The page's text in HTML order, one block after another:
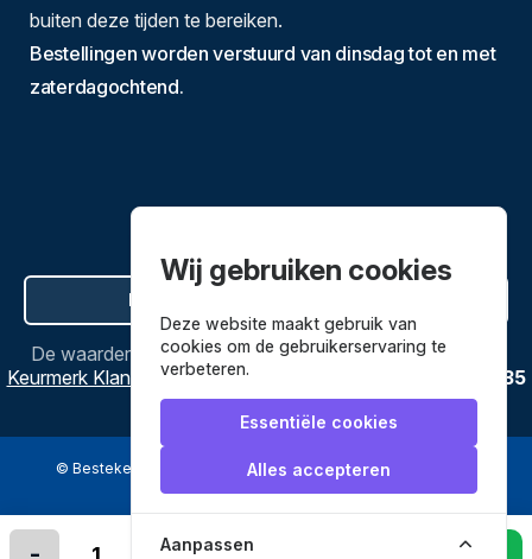
In winkelmandje leggen
buiten deze tijden te bereiken.
Bestellingen worden verstuurd van dinsdag tot en met
zaterdagochtend.
Hier de overeenkomst ontbinden
De waardering vanBestekenpannen.nlbijWebwinkel
Keurmerk Klantbeoordelingen
3635
reviews.
© Bestekenpannen.nl 2026 een webshop van
Wij gebruiken cookies
Deze website maakt gebruik van
cookies om de gebruikerservaring te
verbeteren.
Essentiële cookies
Alles accepteren
Aanpassen